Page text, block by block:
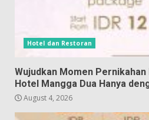
Hotel dan Restoran
Wujudkan Momen
Hotel Mangga Dua Hanya
August 4, 2026